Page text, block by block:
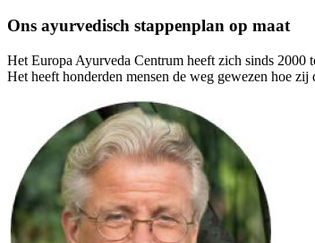
Ons ayurvedisch stappenplan op maat
Het Europa Ayurveda Centrum heeft zich sinds 2000
Het heeft honderden mensen de weg gewezen hoe